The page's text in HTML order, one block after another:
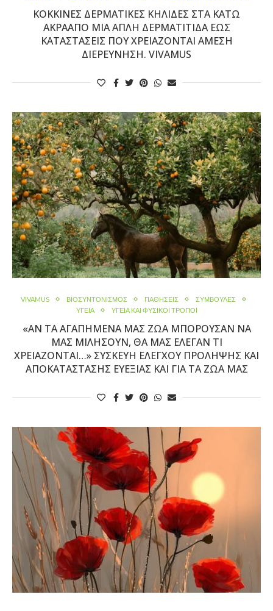
ΚΌΚΚΙΝΕΣ ΔΕΡΜΑΤΙΚΈΣ ΚΗΛΊΔΕΣ ΣΤΑ ΚΆΤΩ
ΆΚΡΑΑΠΌ ΜΙΑ ΑΠΛΉ ΔΕΡΜΑΤΊΤΙΔΑ ΈΩΣ
ΚΑΤΑΣΤΆΣΕΙΣ ΠΟΥ ΧΡΕΙΆΖΟΝΤΑΙ ΆΜΕΣΗ
ΔΙΕΡΕΎΝΗΣΗ. VIVAMUS
VIVAMUS ΒΙΟΣΥΝΤΟΝΙΣΜΌΣ ΠΑΘΉΣΕΙΣ
ΣΥΜΒΟΥΛΕΣ
ΥΓΕΙΑ
ΥΓΕΊΑ ΚΑΙ ΦΥΣΙΚΟΙ ΤΡΟΠΟΙ
«ΑΝ ΤΑ ΑΓΑΠΗΜΈΝΑ ΜΑΣ ΖΏΑ ΜΠΟΡΟΎΣΑΝ ΝΑ
ΜΑΣ ΜΙΛΉΣΟΥΝ, ΘΑ ΜΑΣ ΈΛΕΓΑΝ ΤΙ
ΧΡΕΙΆΖΟΝΤΑΙ…» ΣΥΣΚΕΥΉ ΕΛΈΓΧΟΥ ΠΡΌΛΗΨΗΣ ΚΑΙ
ΑΠΟΚΑΤΆΣΤΑΣΗΣ ΕΥΕΞΊΑΣ ΚΑΙ ΓΙΑ ΤΑ ΖΏΑ ΜΑΣ